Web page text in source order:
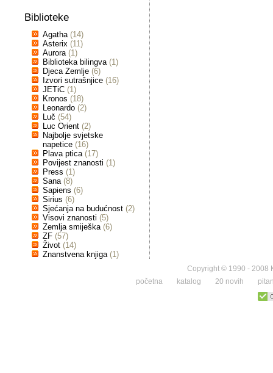
Biblioteke
Agatha (14)
Asterix (11)
Aurora (1)
Biblioteka bilingva (1)
Djeca Zemlje (6)
Izvori sutrašnjice (16)
JETiC (1)
Kronos (18)
Leonardo (2)
Luč (54)
Luc Orient (2)
Najbolje svjetske
napetice (16)
Plava ptica (17)
Povijest znanosti (1)
Press (1)
Sana (8)
Sapiens (6)
Sirius (6)
Sjećanja na budućnost (2)
Visovi znanosti (5)
Zemlja smiješka (6)
ZF (57)
Život (14)
Znanstvena knjiga (1)
Copyright © 1990 - 2008
početna
katalog 20 novih